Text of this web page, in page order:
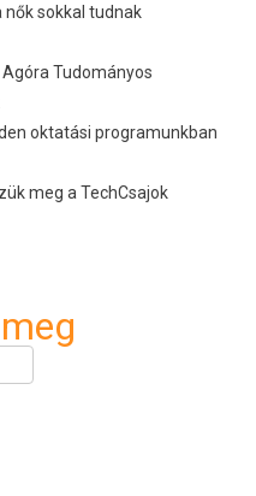
sokkal tudnak
Tudományos
oktatási programunkban
meg a TechCsajok